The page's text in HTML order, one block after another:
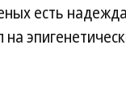
есть